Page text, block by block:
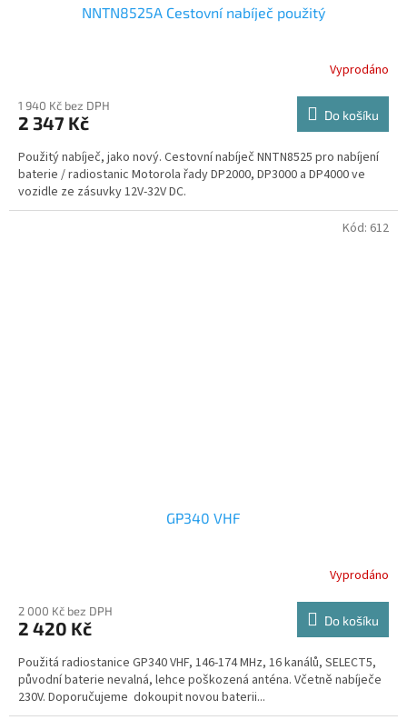
NNTN8525A Cestovní nabíječ použitý
Vyprodáno
1 940 Kč bez DPH
2 347 Kč Do košíku
Použitý nabíječ, jako nový. Cestovní nabíječ NNTN8525 pro nabíjení
baterie / radiostanic Motorola řady DP2000, DP3000 a DP4000 ve
vozidle ze zásuvky 12V-32V DC.
GP340 VHF
Vyprodáno
2 000 Kč bez DPH
2 420 Kč Do košíku
Použitá radiostanice GP340 VHF, 146-174 MHz, 16 kanálů, SELECT5,
původní baterie nevalná, lehce poškozená anténa. Včetně nabíječe
230V. Doporučujeme dokoupit novou baterii...
Kód: 612